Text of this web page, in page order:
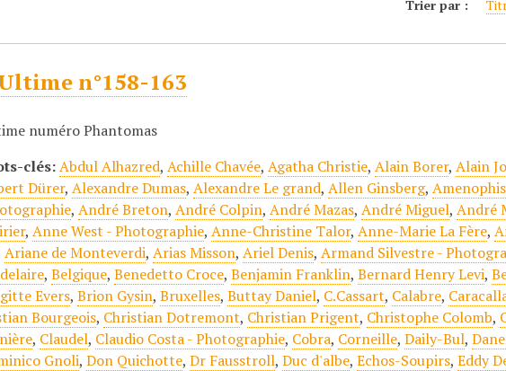
Trier par :
n°158-163
numéro Phantomas
clés:Abdul Alhazred,Achille Chavée,Agatha Christie,Alain Borer,Alain
Dürer,Alexandre Dumas,Alexandre Le grand,Allen Ginsberg,Amenophis
,André Breton,André Colpin,André Mazas,André Miguel,André
,Anne West - Photographie,Anne-Christine Talor,Anne-Marie La Fère,
Ariane de Monteverdi,Arias Misson,Ariel Denis,Armand Silvestre -
,Belgique,Benedetto Croce,Benjamin Franklin,Bernard Henry Levi,
Evers,Brion Gysin,Bruxelles,Buttay Daniel, C.Cassart, Calabre,
Bourgeois, Christian Dotremont, Christian Prigent, Christophe Colomb,
, Claudel, Claudio Costa - Photographie, Cobra, Corneille,Daily-Bul,
Gnoli,Don Quichotte,Dr Fausstroll,Duc d'albe,Echos-Soupirs,Eddy